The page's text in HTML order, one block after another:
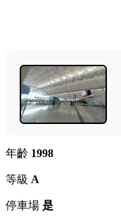
年齡 1998
等級 A
停車場 是